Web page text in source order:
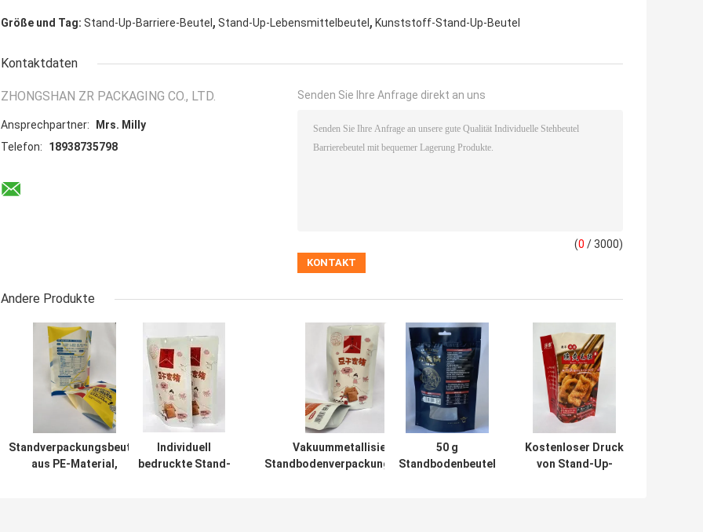
Größe und Tag: Stand-Up-Barriere-Beutel , Stand-Up-Lebensmittelbeutel , Kunststoff-Stand-Up-Beutel
Kontaktdaten
ZHONGSHAN ZR PACKAGING CO., LTD.
Ansprechpartner:
Mrs. Milly
Telefon:
18938735798
Senden Sie Ihre Anfrage direkt an uns
(0 / 3000)
Andere Produkte
Standverpackungsbeutel
aus PE-Material,
Individuell
bedruckte Stand-
Vakuummetallisierte
Standbodenverpackungsbeutel
50 g
Standbodenbeutel
Kostenloser Druck
von Stand-Up-